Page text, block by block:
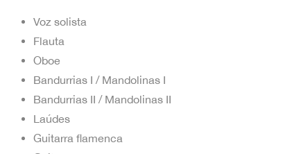
Voz solista
Flauta
Oboe
Bandurrias I / Mandolinas I
Bandurrias II / Mandolinas II
Laúdes
Guitarra flamenca